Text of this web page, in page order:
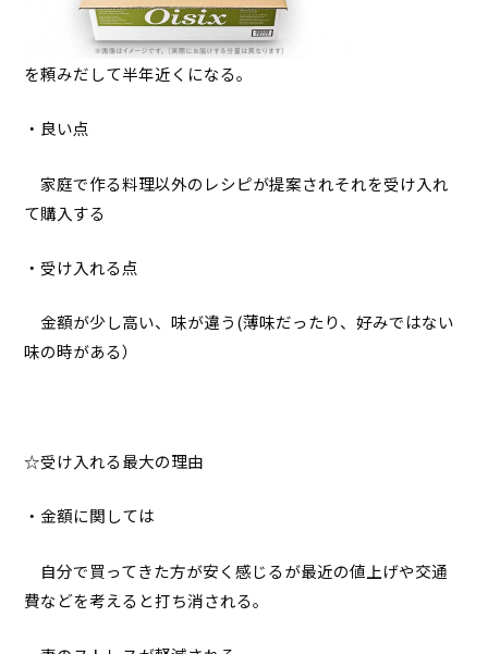
を頼みだして半年近くになる。
・良い点
家庭で作る料理以外のレシピが提案されそれを受け入れ
て購入する
・受け入れる点
金額が少し高い、味が違う(薄味だったり、好みではない
味の時がある）
☆受け入れる最大の理由
・金額に関しては
自分で買ってきた方が安く感じるが最近の値上げや交通
費などを考えると打ち消される。